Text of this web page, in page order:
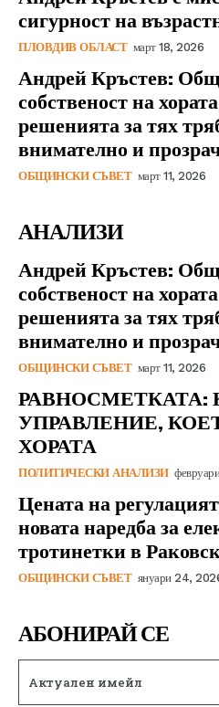
сигурност на
ПЛОВДИВ ОБЛАСТ март 18, 2026
Андрей Кръстев:
собственост на
решенията за тях
внимателно и
ОБЩИНСКИ СЪВЕТ март 11, 2026
АНАЛИЗИ
Андрей Кръстев:
собственост на
решенията за тях
внимателно и
ОБЩИНСКИ СЪВЕТ март 11, 2026
РАВНОСМЕТКАТА:
УПРАВЛЕНИЕ,
ХОРАТА
ПОЛИТИЧЕСКИ АНАЛИЗИ
Цената на
новата наредба за
тротинетки в
ОБЩИНСКИ СЪВЕТ януари 24,
АБОНИРАЙ СЕ